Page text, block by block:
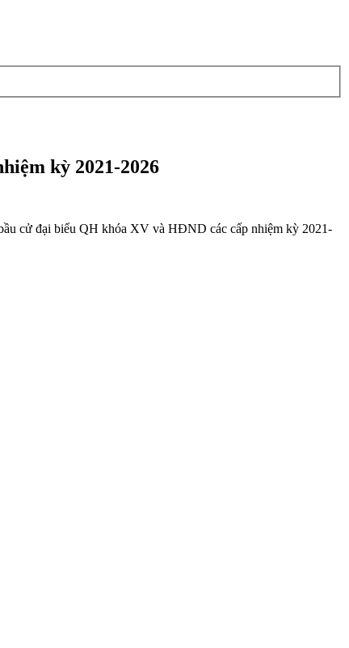
kỳ 2021-2026
cử đại biểu QH khóa XV và HĐND các cấp nhiệm kỳ 2021-